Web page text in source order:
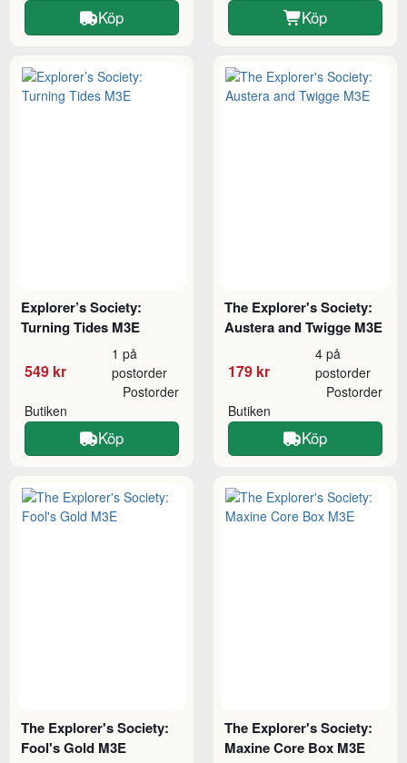
Köp Köp
Explorer’s Society:
Turning Tides M3E
549 kr
1 på
postorder
Butiken
Postorder
Köp
The Explorer's Society:
Austera and Twigge M3E
179 kr
4 på
postorder
Butiken
Postorder
Köp
The Explorer's Society:
Fool's Gold M3E
The Explorer's Society:
Maxine Core Box M3E